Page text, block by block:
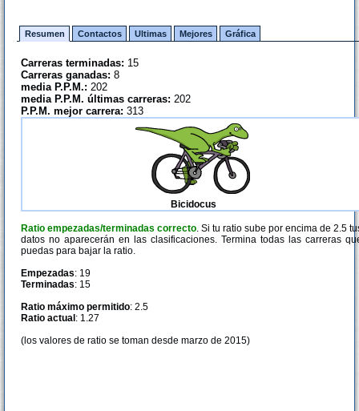
Resumen Contactos Ultimas Mejores Gráfica
Carreras terminadas: 15
Carreras ganadas: 8
media P.P.M.: 202
media P.P.M. últimas carreras: 202
P.P.M. mejor carrera: 313
Bicidocus
Ratio empezadas/terminadas correcto. Si tu ratio sube por encima de 2.5
datos no aparecerán en las clasificaciones. Termina todas las carreras
puedas para bajar la ratio.
Empezadas: 19
Terminadas: 15
Ratio máximo permitido: 2.5
Ratio actual : 1.27
(los valores de ratio se toman desde marzo de 2015)